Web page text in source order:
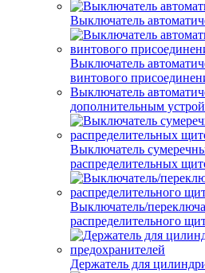
Выключатель
Выключатель
винтового
Выключатель
дополнительным
Выключатель
распределительных
Выключатель/
распределительного
Держатель для